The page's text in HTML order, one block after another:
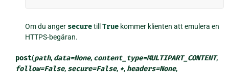
Om du anger securetillTrue kommer klienten att emulera en
HTTPS-begäran.
post(path, data=None, content_type=MULTIPART_CONTENT,
follow=False, secure=False, *, headers=None,